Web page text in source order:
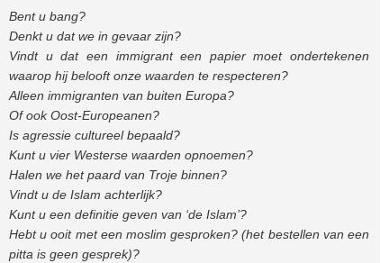
Bent u bang?
Denkt u dat we in gevaar zijn?
Vindt u dat een immigrant een papier moet ondertekenen
waarop hij belooft onze waarden te respecteren?
Alleen immigranten van buiten Europa?
Of ook Oost-Europeanen?
Is agressie cultureel bepaald?
Kunt u vier Westerse waarden opnoemen?
Halen we het paard van Troje binnen?
Vindt u de Islam achterlijk?
Kunt u een definitie geven van ‘de Islam’?
Hebt u ooit met een moslim gesproken? (het bestellen van een
pitta is geen gesprek)?